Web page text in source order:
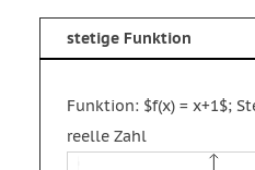
stetige Funktion
Funktion: $f(x) = x+1$;
reelle Zahl